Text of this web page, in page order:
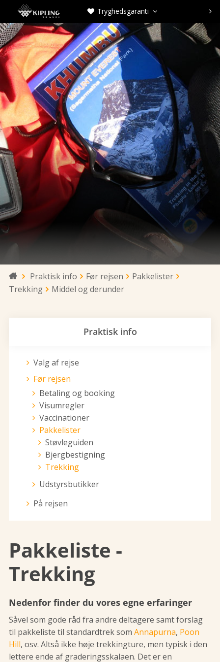
 Tryghedsgaranti  
 Praktisk info Før rejsen
Pakkelister
Trekking
Middel og derunder
Praktisk info
Valg af rejse
Før rejsen
Betaling og booking
Visumregler
Vaccinationer
Pakkelister
Støvleguiden
Bjergbestigning
Trekking
Udstyrsbutikker
På rejsen
Pakkeliste -
Trekking
Nedenfor finder du vores egne erfaringer
Såvel som gode råd fra andre deltagere samt forslag
til pakkeliste til standardtrek som Annapurna, Poon
Hill, osv. Altså ikke høje trekkingture, men typisk i den
lettere ende af graderingsskalaen. Det er en